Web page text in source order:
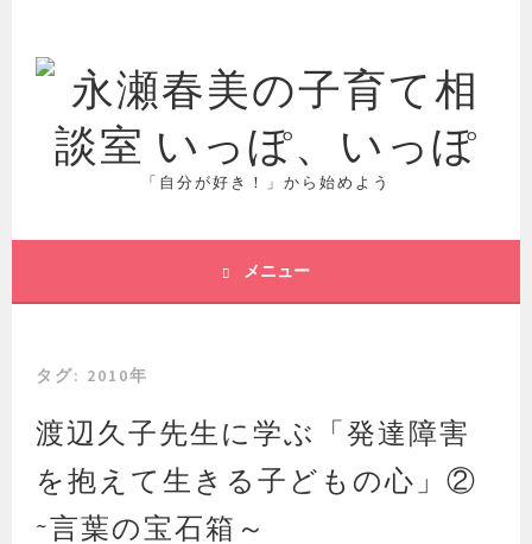
ッ
「自分が好き！」から始めよう
メニュー
タグ: 2010年
渡辺久子先生に学ぶ「発達障害
を抱えて生きる子どもの心」②
~言葉の宝石箱～